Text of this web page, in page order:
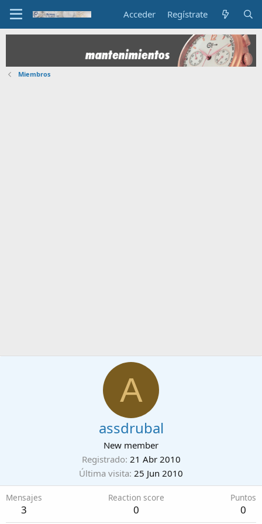
Acceder Regístrate
Miembros
A
assdrubal
New member
Registrado 21 Abr 2010
Última visita 25 Jun 2010
Mensajes
3
Reaction score
0
Puntos
0